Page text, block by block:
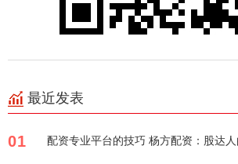
最近发表
01 配资专业平台的技巧 杨方配资：股达